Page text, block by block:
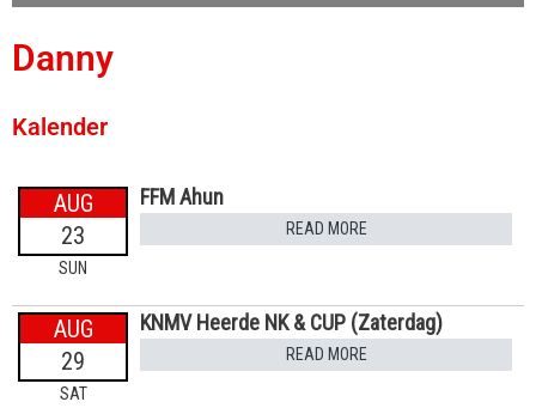
Danny
Kalender
AUG
23
SUN
FFM Ahun
READ MORE
AUG
29
SAT
KNMV Heerde NK & CUP (Zaterdag)
READ MORE